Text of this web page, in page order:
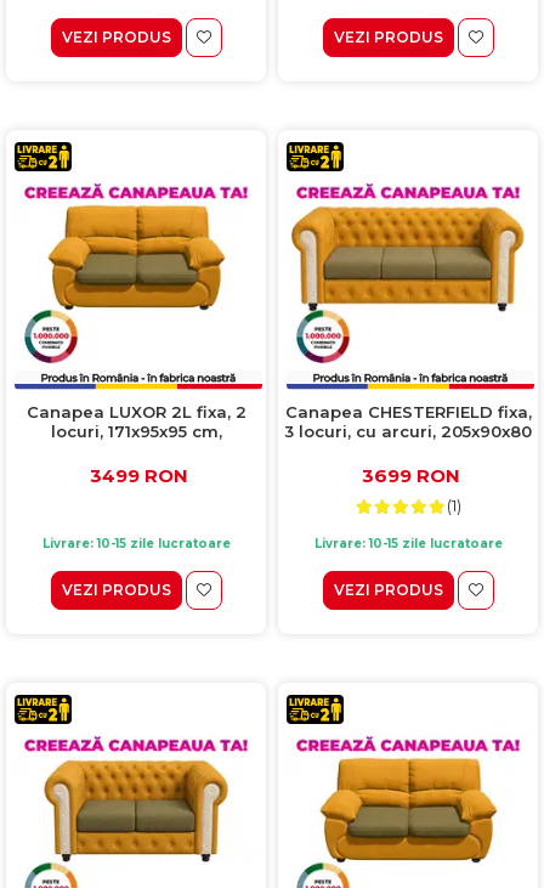
VEZI PRODUS VEZI PRODUS
Canapea LUXOR 2L fixa, 2
locuri, 171x95x95 cm,
3499 RON
Livrare: 10-15 zile lucratoare
VEZI PRODUS
Canapea CHESTERFIELD fixa,
3 locuri, cu arcuri, 205x90x80
3699 RON
(1)
Livrare: 10-15 zile lucratoare
VEZI PRODUS